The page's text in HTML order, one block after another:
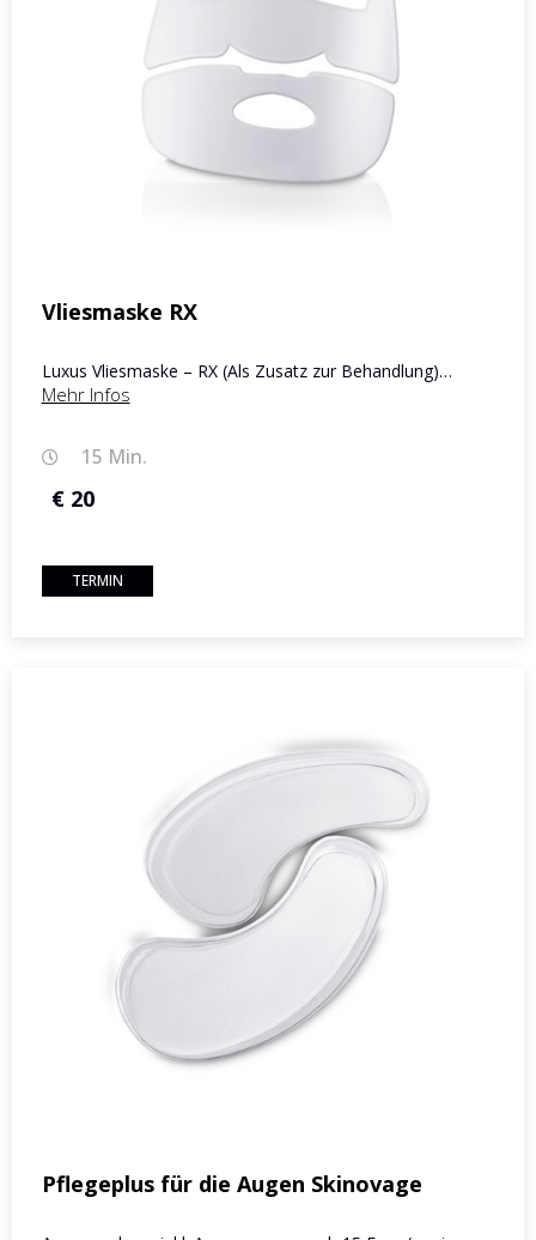
Vliesmaske RX
Luxus Vliesmaske – RX (Als Zusatz zur Behandlung)…
Mehr Infos
15 Min.
€ 20
TERMIN
Pflegeplus für die Augen Skinovage